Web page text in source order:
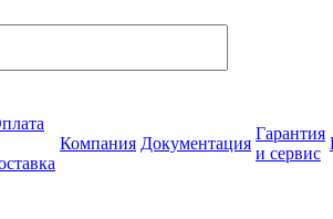
Компания Документация
Гарантия
и сервис